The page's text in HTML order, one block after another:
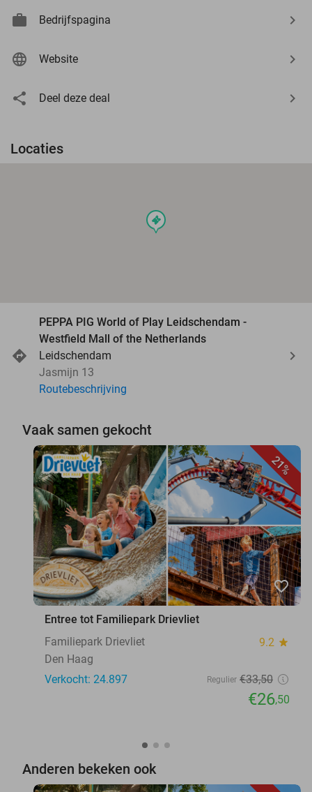
Bedrijfspagina
Website
Deel deze deal
Locaties
events
PEPPA PIG World of Play Leidschendam -
Westfield Mall of the Netherlands
Leidschendam
Jasmijn 13
Routebeschrijving
Vaak samen gekocht
21%
favorite_border
Entree tot Familiepark Drievliet
Familiepark Drievliet
9.2 star
Den Haag
Verkocht: 24.897
Regulier €33,50
€26,50
Anderen bekeken ook